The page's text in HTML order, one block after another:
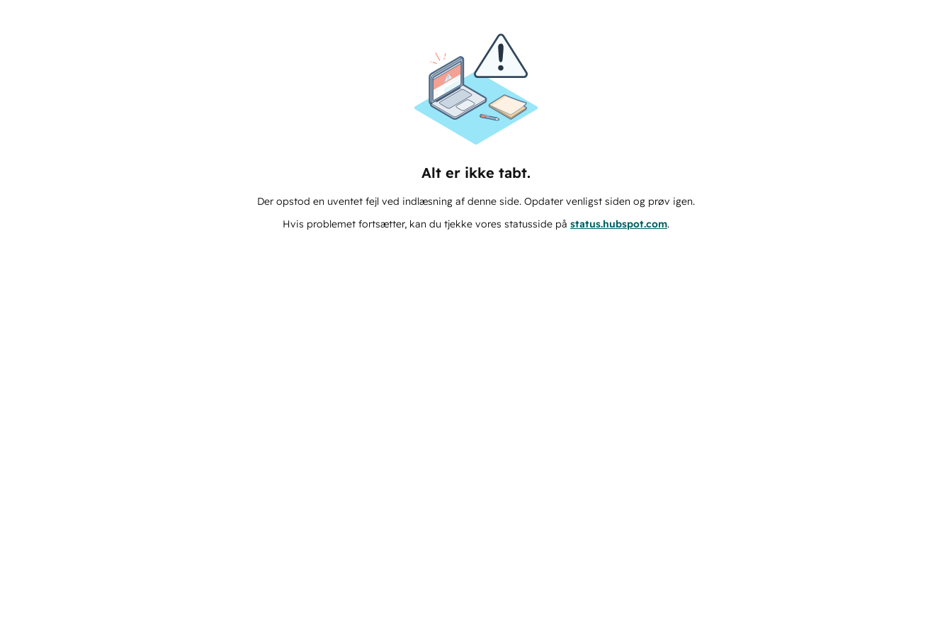
Alt er ikke tabt.
Der opstod en uventet fejl ved indlæsning af denne side. Opdater venligst siden og prøv igen.
Hvis problemet fortsætter, kan du tjekke vores statusside på status.hubspot.com.